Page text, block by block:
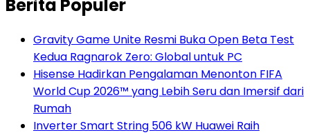
Berita Populer
Gravity Game Unite Resmi Buka Open Beta Test
Kedua Ragnarok Zero: Global untuk PC
Hisense Hadirkan Pengalaman Menonton FIFA
World Cup 2026™ yang Lebih Seru dan Imersif dari
Rumah
Inverter Smart String 506 kW Huawei Raih